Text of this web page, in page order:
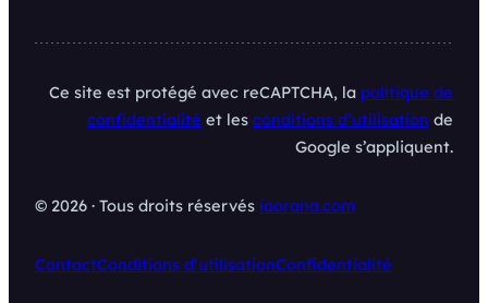
Ce site est protégé avec reCAPTCHA, la politique de
confidentialité et les conditions d’utilisation de
Google s’appliquent.
© 2026 · Tous droits réservés iaorana.com
ContactConditions d’utilisationConfidentialité